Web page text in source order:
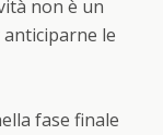
non è un
le
fase finale